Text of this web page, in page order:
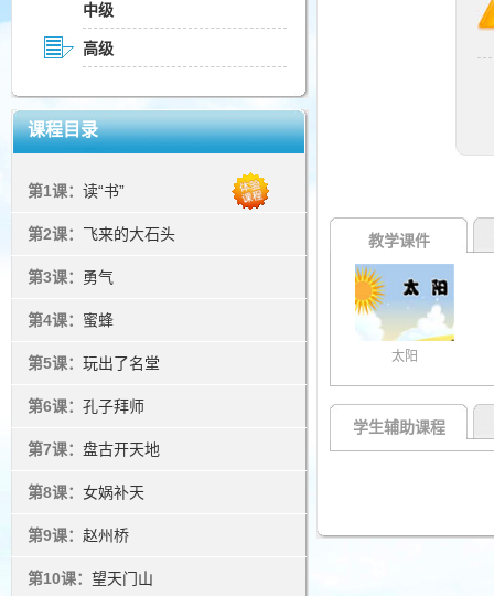
中级
高级
课程目录
第1课： 读“书”
第2课： 飞来的大石头
第3课： 勇气
第4课： 蜜蜂
第5课： 玩出了名堂
第6课： 孔子拜师
第7课： 盘古开天地
第8课： 女娲补天
第9课： 赵州桥
第10课： 望天门山
教学课件
太阳
学生辅助课程